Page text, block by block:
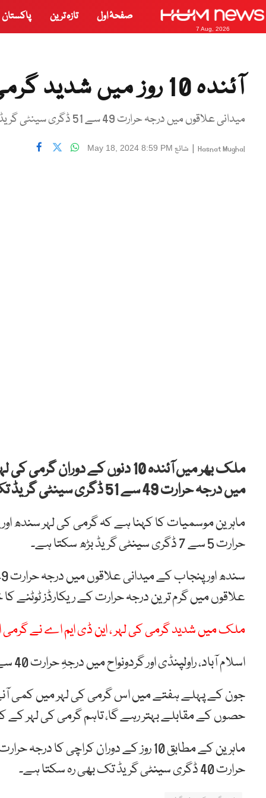
7 Aug, 2026
صفحۂ اول تازہ ترین پاکستان
آئندہ 10 روز میں شدید گرمی کی پیش گوئی
میدانی علاقوں میں درجہ حرارت 49 سے 51 ڈگری سینٹی گریڈ تک تجاوز کرسکتا ہے۔
Hasnat Mughal
| شائع May 18, 2024 8:59 PM
ملک بھر میں آئندہ 10 دنوں کے
میں درجہ حرارت 49 سے 51 ڈگری سینٹی گریڈ تک تجاوز کرسکتا ہے۔
ماہرین موسمیات کا کہنا ہے کہ گرمی کی لہر سندھ
حرارت 5 سے 7 ڈگری سینٹی گریڈ بڑھ سکتا ہے۔
علاقوں میں گرم ترین درجہ حرارت کے ریکارڈز ٹوٹنے
ملک میں شدید گرمی کی لہر ، این ڈی ایم اے نے گرمی
اسلام آباد، راولپنڈی اور گردونواح میں درجہِ حرارت 40 سے 43 ڈگری سینٹی گریڈ تک پہنچ سکتا ہے۔
جون کے پہلے ہفتے میں اس گرمی کی لہر میں کمی
حصوں کے مقابلے بہتر رہے گا، تاہم گرمی کی لہر کے
حرارت 40 ڈگری سینٹی گریڈ تک بھی رہ سکتا ہے۔